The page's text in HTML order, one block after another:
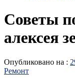
Советы
алексея
Опубликовано на :
Ремонт